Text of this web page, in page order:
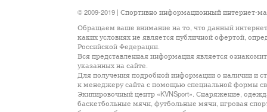
© 2009-2019 | Спортивно информационный интернет-
Обращаем ваше внимание на то, что данный
каких условиях не является публичной офертой,
Российской Федерации.
Вся представленная информация является
указанных на сайте.
Для получения подробной информации о наличии и
к менеджеру сайта с помощью специальной формы
Экипировочный центр «KVNSport». Снаряжение,
баскетбольные мячи, футбольные мячи, игровая